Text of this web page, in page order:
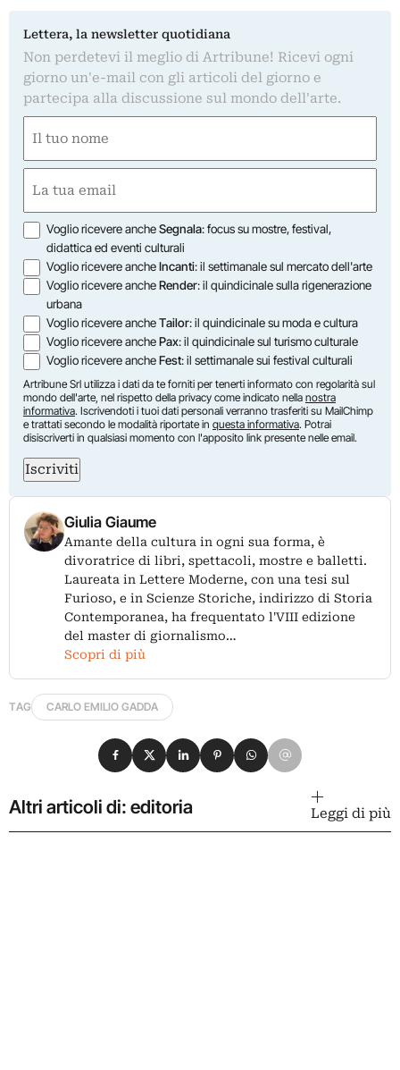
Lettera, la newsletter quotidiana
Non perdetevi il meglio di Artribune! Ricevi ogni
giorno un'e-mail con gli articoli del giorno e
partecipa alla discussione sul mondo dell'arte.
(Obbligatorio)
Nome
(Obbligatorio)
Opzioni
Voglio ricevere ancheSegnala: focus su mostre, festival,
didattica ed eventi culturali
Voglio ricevere ancheIncanti: il settimanale sul mercato dell'arte
Voglio ricevere ancheRender: il quindicinale sulla rigenerazione
urbana
Voglio ricevere ancheTailor: il quindicinale su moda e cultura
Voglio ricevere anchePax: il quindicinale sul turismo culturale
Voglio ricevere ancheFest: il settimanale sui festival culturali
Artribune Srl utilizza i dati da te forniti per tenerti informato con regolarità sul
mondo dell'arte, nel rispetto della privacy come indicato nella nostra
informativa. Iscrivendoti i tuoi dati personali verranno trasferiti su MailChimp
e trattati secondo le modalità riportate in questa informativa. Potrai
disiscriverti in qualsiasi momento con l'apposito link presente nelle email.
Iscriviti
Giulia Giaume
Amante della cultura in ogni sua forma, è
divoratrice di libri, spettacoli, mostre e balletti.
Laureata in Lettere Moderne, con una tesi sul
Furioso, e in Scienze Storiche, indirizzo di Storia
Contemporanea, ha frequentato l'VIII edizione
del master di giornalismo…
Scopri di più
TAG CARLO EMILIO GADDA
Condividi su Facebook
Condividi su X
Condividi su LinkedIn
Condividi su Pinterest
Condividi su WhatsApp
Condividi su Email
Altri articoli di: editoria Leggi di più